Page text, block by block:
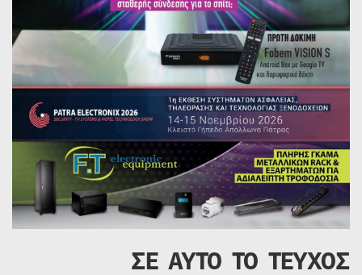
ΣΕ ΑΥΤΟ ΤΟ ΤΕΥΧΟΣ